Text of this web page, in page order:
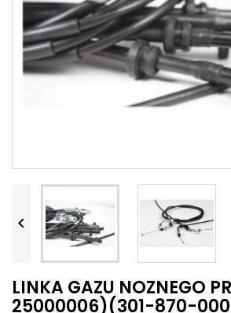


LINKA GAZU NOZNEGO
25000006)(301-870-